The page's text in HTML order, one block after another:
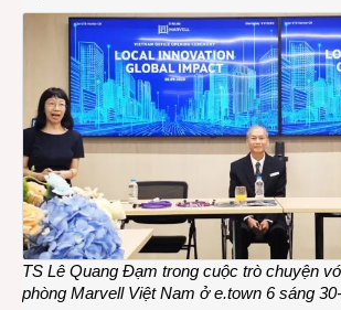
TS Lê Quang Đạm trong cuộc trò chuyện
phòng Marvell Việt Nam ở e.town 6 sáng